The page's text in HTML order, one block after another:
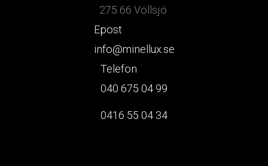
275 66 Vollsjö
Epost
info@minellux.se
Telefon
040 675 04 99
0416 55 04 34